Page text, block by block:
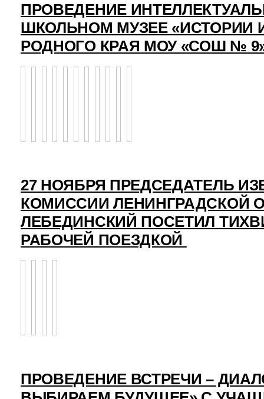
ПРОВЕДЕНИЕ
ШКОЛЬНОМ МУЗЕЕ «ИСТОРИИ
РОДНОГО КРАЯ МОУ «СОШ №
27 НОЯБРЯ ПРЕДСЕДАТЕЛЬ
КОМИССИИ ЛЕНИНГРАДСКОЙ
ЛЕБЕДИНСКИЙ ПОСЕТИЛ
РАБОЧЕЙ ПОЕЗДКОЙ
ПРОВЕДЕНИЕ ВСТРЕЧИ –